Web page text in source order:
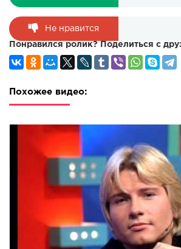
Не нравится
Понравился ролик? Поделиться с
Похожее видео: